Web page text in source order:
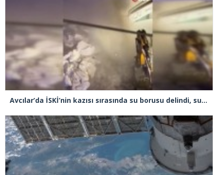
Avcılar’da İSKİ’nin kazısı sırasında su borusu delindi, su metrelerce yüksekliğe fışkırdı